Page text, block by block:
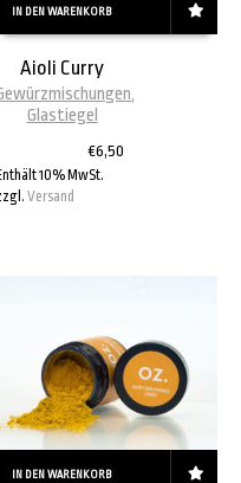
IN DEN WARENKORB
Aioli Curry
,
Glastiegel
€6,50
10% MwSt.
Versand
IN DEN WARENKORB